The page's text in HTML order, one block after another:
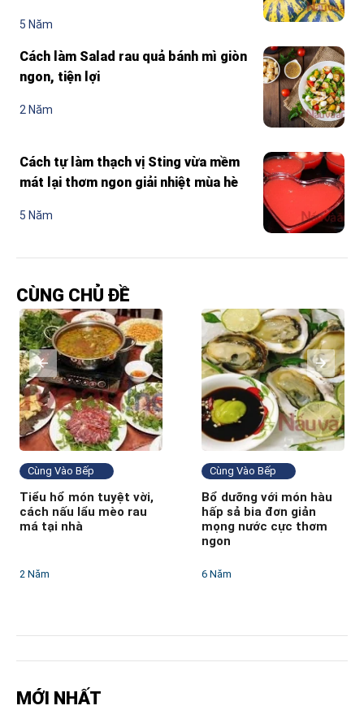
5 Năm
Cách làm Salad rau quả bánh mì giòn
ngon, tiện lợi
2 Năm
Cách tự làm thạch vị Sting vừa mềm
mát lại thơm ngon giải nhiệt mùa hè
5 Năm
CÙNG CHỦ ĐỀ
Cùng Vào Bếp
Tiểu hổ món tuyệt vời,
cách nấu lẩu mèo rau
má tại nhà
2 Năm
Cùng Vào Bếp
Bổ dưỡng với món hàu
hấp sả bia đơn giản
mọng nước cực thơm
ngon
6 Năm
MỚI NHẤT